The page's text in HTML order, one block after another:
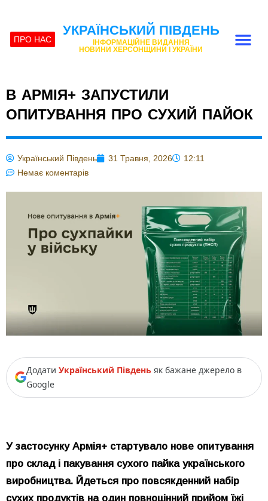
ПРО НАС
УКРАЇНСЬКИЙ ПІВДЕНЬ
ІНФОРМАЦІЙНЕ ВИДАННЯ
НОВИНИ ХЕРСОНЩИНИ І УКРАЇНИ
В АРМІЯ+ ЗАПУСТИЛИ
ОПИТУВАННЯ ПРО СУХИЙ ПАЙОК
Український Південь 31 Травня, 2026
12:11
Немає коментарів
Додати Український Південь як бажане джерело в
Google
У застосунку Армія+ стартувало нове опитування
про склад і пакування сухого пайка українського
виробництва. Йдеться про повсякденний набір
сухих продуктів на один повноцінний прийом їжі